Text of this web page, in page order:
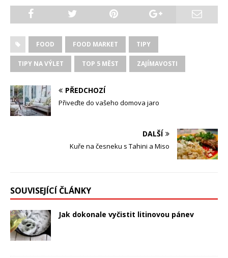
FOOD FOOD MARKET TIPY
TIPY NA VÝLET TOP 5 MĚST ZAJÍMAVOSTI
PŘEDCHOZÍ
Přiveďte do vašeho domova jaro
DALŠÍ
Kuře na česneku s Tahini a Miso
SOUVISEJÍCÍ ČLÁNKY
Jak dokonale vyčistit litinovou pánev